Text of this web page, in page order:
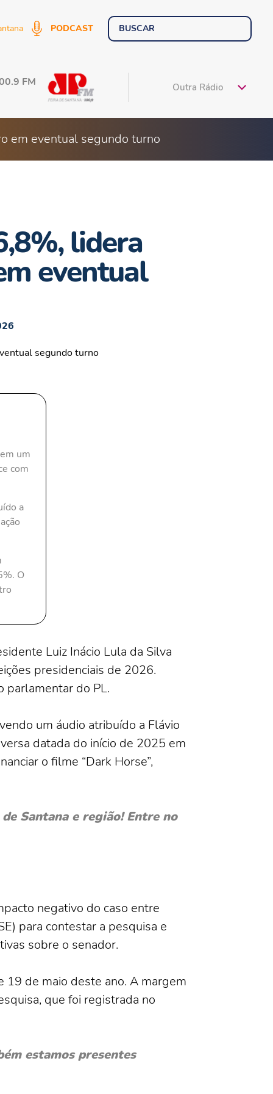
PODCAST
FM Outra Rádio
em eventual segundo turno
lidera
eventual
um
com
a
O
Luiz Inácio Lula da Silva
presidenciais de 2026.
parlamentar do PL.
um áudio atribuído a Flávio
datada do início de 2025 em
o filme “Dark Horse”,
Santana e região! Entre no
negativo do caso entre
para contestar a pesquisa e
sobre o senador.
19 de maio deste ano. A margem
que foi registrada no
estamos presentes